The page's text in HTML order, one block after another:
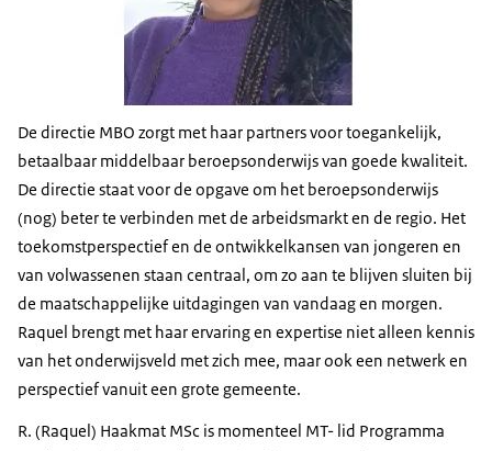
De directie MBO zorgt met haar partners voor toegankelijk,
betaalbaar middelbaar beroepsonderwijs van goede kwaliteit.
De directie staat voor de opgave om het beroepsonderwijs
(nog) beter te verbinden met de arbeidsmarkt en de regio. Het
toekomstperspectief en de ontwikkelkansen van jongeren en
van volwassenen staan centraal, om zo aan te blijven sluiten bij
de maatschappelijke uitdagingen van vandaag en morgen.
Raquel brengt met haar ervaring en expertise niet alleen kennis
van het onderwijsveld met zich mee, maar ook een netwerk en
perspectief vanuit een grote gemeente.
R. (Raquel) Haakmat MSc is momenteel MT- lid Programma